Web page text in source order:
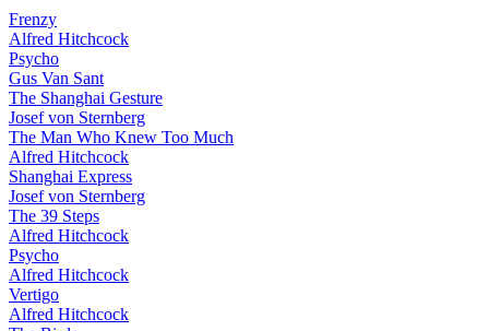
Frenzy
Alfred Hitchcock
Psycho
Gus Van Sant
The Shanghai Gesture
Josef von Sternberg
The Man Who Knew Too Much
Alfred Hitchcock
Shanghai Express
Josef von Sternberg
The 39 Steps
Alfred Hitchcock
Psycho
Alfred Hitchcock
Vertigo
Alfred Hitchcock